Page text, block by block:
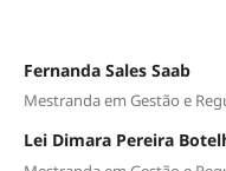
Fernanda Sales Saab
Mestranda em Gestão e
Lei Dimara Pereira